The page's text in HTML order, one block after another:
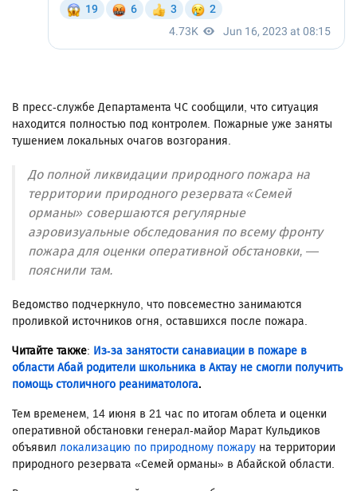
В пресс-службе Департамента ЧС сообщили, что ситуация
находится полностью под контролем. Пожарные уже заняты
тушением локальных очагов возгорания.
До полной ликвидации природного пожара на
территории природного резервата «Семей
орманы» совершаются регулярные
аэровизуальные обследования по всему фронту
пожара для оценки оперативной обстановки, —
пояснили там.
Ведомство подчеркнуло, что повсеместно занимаются
проливкой источников огня, оставшихся после пожара.
Читайте также: Из-за занятости санавиации в пожаре в
области Абай родители школьника в Актау не смогли получить
помощь столичного реаниматолога.
Тем временем, 14 июня в 21 час по итогам облета и оценки
оперативной обстановки генерал-майор Марат Кульдиков
объявил локализацию по природному пожару на территории
природного резервата «Семей орманы» в Абайской области.